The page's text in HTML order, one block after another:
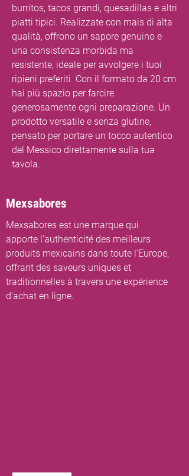
burritos, tacos grandi, quesadillas e altri
piatti tipici. Realizzate con mais di alta
qualità, offrono un sapore genuino e
una consistenza morbida ma
resistente, ideale per avvolgere i tuoi
ripieni preferiti. Con il formato da 20 cm
hai più spazio per farcire
generosamente ogni preparazione. Un
prodotto versatile e senza glutine,
pensato per portare un tocco autentico
del Messico direttamente sulla tua
tavola.
Mexsabores
Mexsabores est une marque qui
apporte l'authenticité des meilleurs
produits mexicains dans toute l'Europe,
offrant des saveurs uniques et
traditionnelles à travers une expérience
d'achat en ligne.